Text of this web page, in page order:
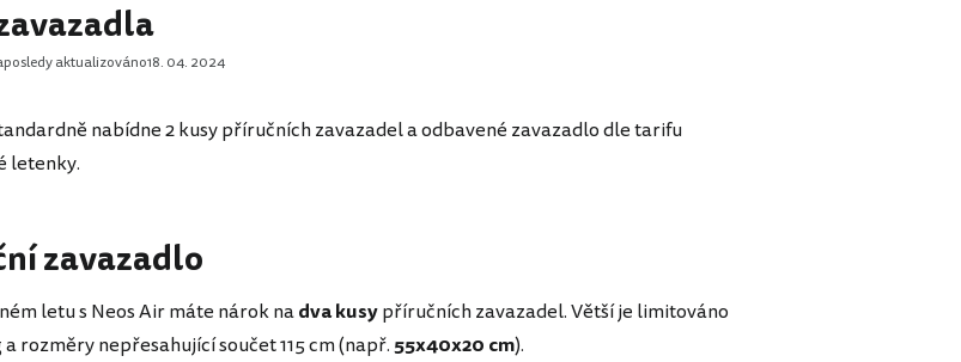
aktualizováno18. 04. 2024
nabídne 2 kusy příručních zavazadel a odbavené zavazadlo dle tarifu
letenky.
zavazadlo
letu s Neos Air máte nárok nadva kusypříručních zavazadel. Větší je limitováno
a rozměry nepřesahující součet 115 cm (např.55x40x20 cm).